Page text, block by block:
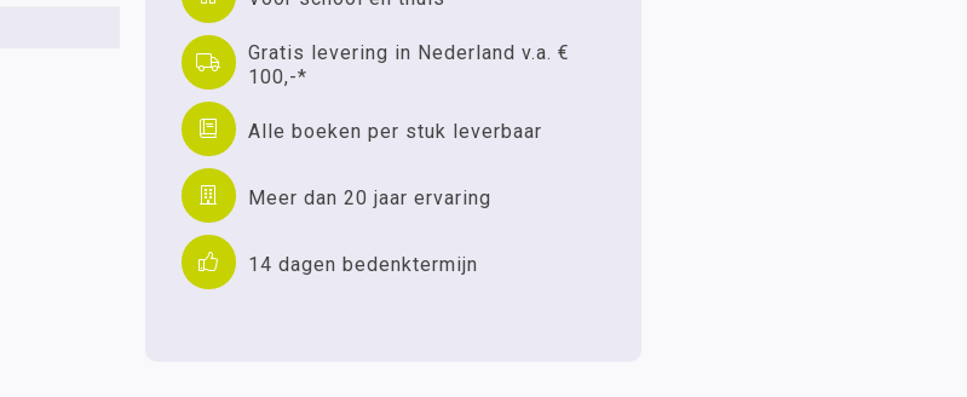
Gratis levering in Nederland v.a. €
100,-*
Alle boeken per stuk leverbaar
Meer dan 20 jaar ervaring
14 dagen bedenktermijn